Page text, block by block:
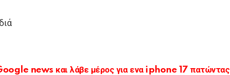
news και λάβε μέρος για ενα iphone 17 πατώντας